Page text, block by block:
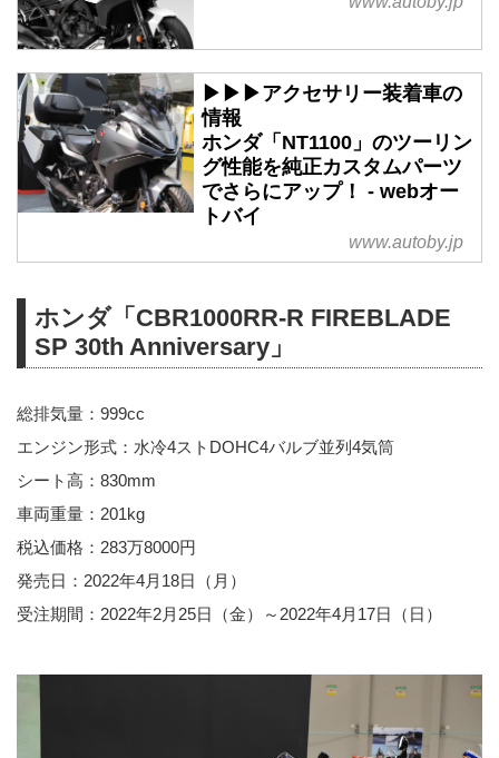
▶▶▶アクセサリー装着車の
情報
ホンダ「NT1100」のツーリン
グ性能を純正カスタムパーツ
でさらにアップ！ - webオー
トバイ
www.autoby.jp
ホンダ「CBR1000RR-R FIREBLADE
SP 30th Anniversary」
総排気量：999cc
エンジン形式：水冷4ストDOHC4バルブ並列4気筒
シート高：830mm
車両重量：201kg
税込価格：283万8000円
発売日：2022年4月18日（月）
受注期間：2022年2月25日（金）～2022年4月17日（日）